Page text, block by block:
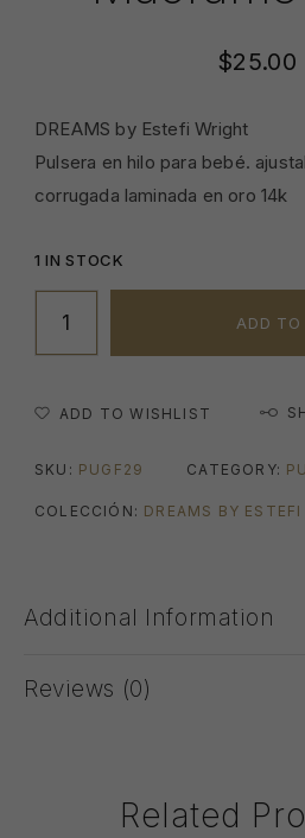
$25.00
DREAMS by Estefi Wright
Pulsera en hilo para bebé.
corrugada laminada en oro 14k
1 IN STOCK
ADD TO
ADD TO WISHLIST
SKU: PUGF29 CATEGORY:
COLECCIÓN: DREAMS BY
Additional Information
Reviews (0)
Related